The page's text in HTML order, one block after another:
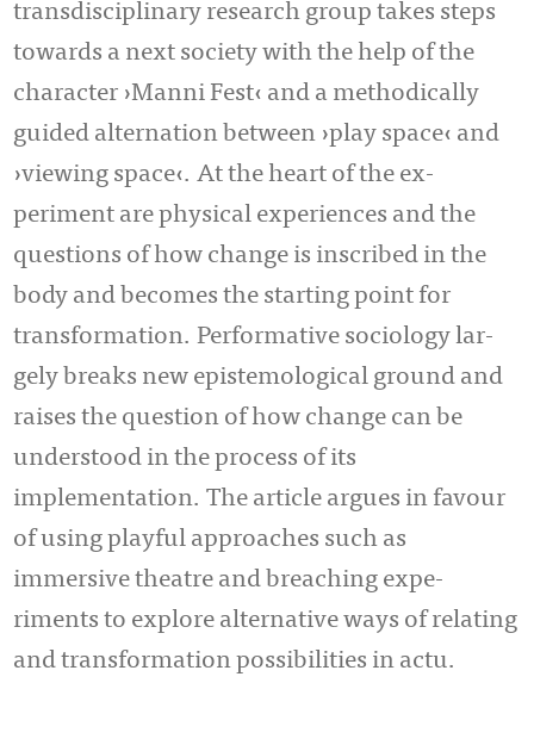
transdisciplinary research group takes steps
to­wards a next society with the help of the
character ›Manni Fest‹ and a me­tho­­dically
gui­ded alternation between ›play space‹ and
›viewing space‹. At the heart of the ex­
periment are physical experiences and the
questions of how change is in­scri­bed in the
body and becomes the starting point for
transformation. Per­forma­ti­ve so­ciology lar­
gely breaks new epistemological ground and
raises the question of how change can be
understood in the process of its
implementation. The article ar­gues in favour
of using playful approaches such as
immersive theatre and brea­ching ex­pe­
riments to ex­plore alternative ways of relating
and trans­formation pos­si­bi­lities in actu.